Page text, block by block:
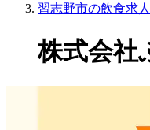
習志野市の飲食求人
株式会社